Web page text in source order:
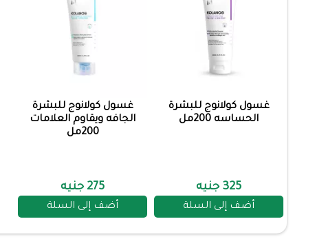
غسول كولانوج للبشرة
الحساسه 200مل
325 جنيه
أضف إلى السلة
غسول كولانوج للبشرة
الجافه ويقاوم العلامات
200مل
275 جنيه
أضف إلى السلة